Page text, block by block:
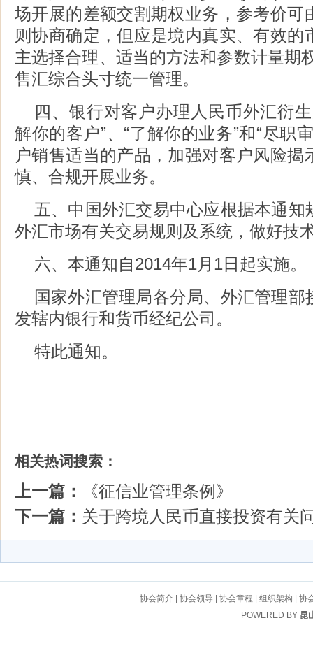
场开展的差额交割期权业务，参考价可
则协商确定，但应是境内真实、有效的
主选择合理、适当的方法和参数计量期
售汇综合头寸统一管理。
四、银行对客户办理人民币外汇衍
解你的客户”、“了解你的业务”和“尽职
户销售适当的产品，加强对客户风险揭
慎、合规开展业务。
五、中国外汇交易中心应根据本通知
外汇市场有关交易规则及系统，做好技
六、本通知自2014年1月1日起实施。
国家外汇管理局各分局、外汇管理
发辖内银行和货币经纪公司。
特此通知。
相关热词搜索：
上一篇：
《征信业管理条例》
下一篇： 关于跨境人民币直接投资有关
协会简介 |协会领导 |协会章程 |组织架构 |协
POWERED BY 昆